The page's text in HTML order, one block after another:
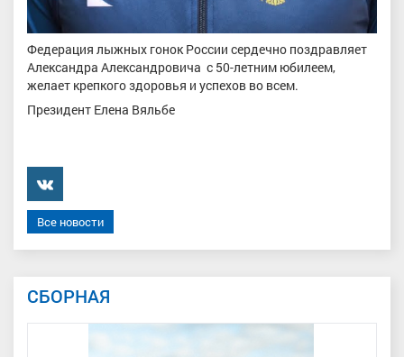
Федерация лыжных гонок России сердечно поздравляет
Александра Александровича с 50-летним юбилеем,
желает крепкого здоровья и успехов во всем.
Президент Елена Вяльбе
���������
Все новости
СБОРНАЯ